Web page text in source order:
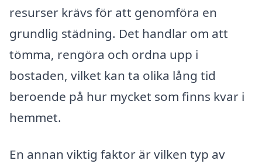
resurser krävs för att genomföra en
grundlig städning. Det handlar om att
tömma, rengöra och ordna upp i
bostaden, vilket kan ta olika lång tid
beroende på hur mycket som finns kvar i
hemmet.
En annan viktig faktor är vilken typ av